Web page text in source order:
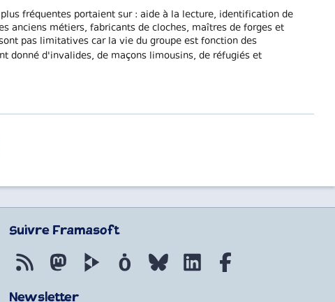
fréquentes portaient sur : aide à la lecture, identification de
anciens métiers, fabricants de cloches, maîtres de forges et
pas limitatives car la vie du groupe est fonction des
donné d'invalides, de maçons limousins, de réfugiés et
Suivre Framasoft
Flux RSS MastodonPeerTube Mobilizon Bluesky LinkedIn
Newsletter